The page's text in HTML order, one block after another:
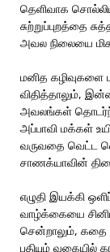
தெளிவாக
சுற்றுப்புறத்தை
அவல நிலையை
மனித கழிவுகளை
விதித்தாலும்,
அவலங்கள்
அப்பாவி மக்கள்
வருவதை வெட்ட
சாணக்யாவின்
எழுதி இயக்கி
வாழ்க்கையை
சென்றாலும், கதை
பதியும் வகையில்